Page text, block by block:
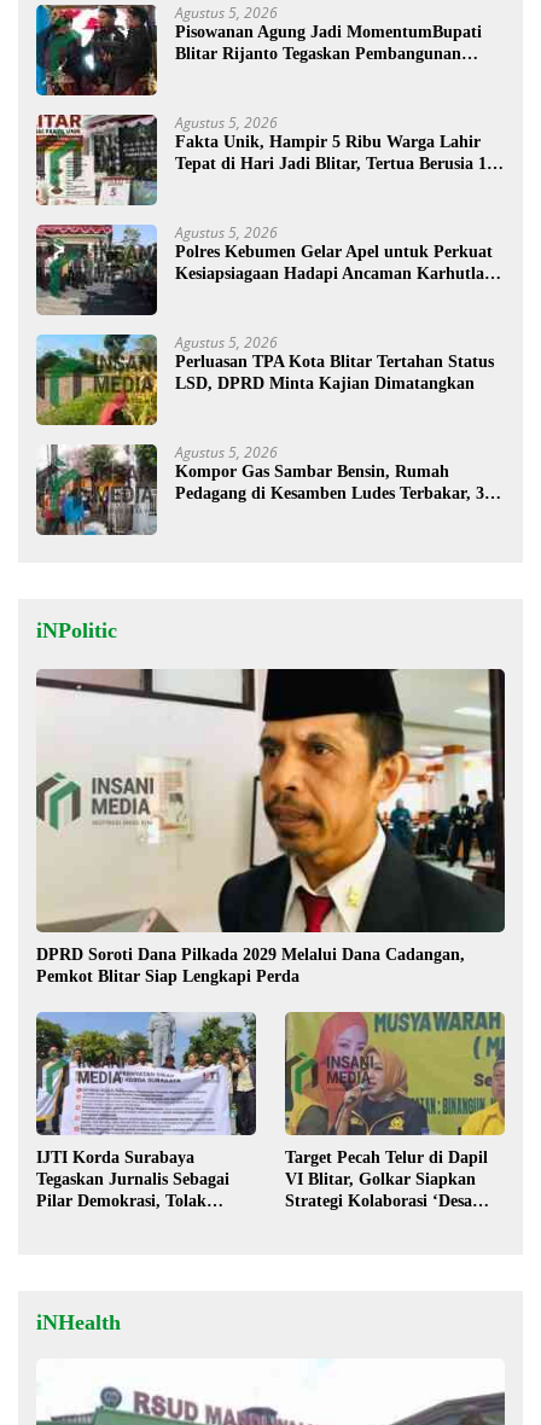
Agustus 5, 2026
Pisowanan Agung Jadi MomentumBupati
Blitar Rijanto Tegaskan Pembangunan
Agustus 5, 2026
Fakta Unik, Hampir 5 Ribu Warga Lahir
Tepat di Hari Jadi Blitar, Tertua Berusia 108
Agustus 5, 2026
Polres Kebumen Gelar Apel untuk Perkuat
Kesiapsiagaan Hadapi Ancaman Karhutla di
Agustus 5, 2026
Perluasan TPA Kota Blitar Tertahan Status
LSD, DPRD Minta Kajian Dimatangkan
Agustus 5, 2026
Kompor Gas Sambar Bensin, Rumah
Pedagang di Kesamben Ludes Terbakar, 3
iNPolitic
DPRD Soroti Dana Pilkada 2029 Melalui Dana Cadangan,
Pemkot Blitar Siap Lengkapi Perda
IJTI Korda Surabaya
Tegaskan Jurnalis Sebagai
Pilar Demokrasi, Tolak
Target Pecah Telur di Dapil
VI Blitar, Golkar Siapkan
Strategi Kolaborasi ‘Desa
iNHealth